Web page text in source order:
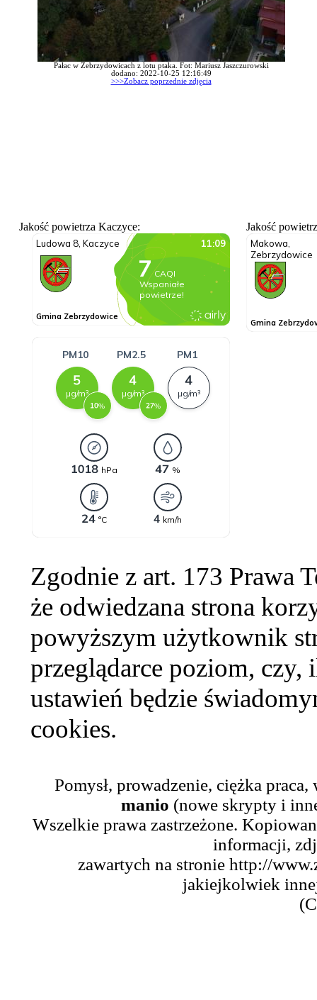
Pałac w Zebrzydowicach z lotu ptaka. Fot: Mariusz Jaszczurowski
dodano: 2022-10-25 12:16:49
>>>Zobacz poprzednie zdjęcia
Jakość powietrza Kaczyce: Jakość
Zgodnie z art. 173 Prawa
że odwiedzana strona
powyższym użytkownik
przeglądarce poziom,
ustawień będzie
cookies.
Pomysł, prowadzenie, ciężka
manio (nowe skrypty i
Wszelkie prawa zastrzeżone.
informacji,
zawartych na stronie http://
jakiejkolwiek